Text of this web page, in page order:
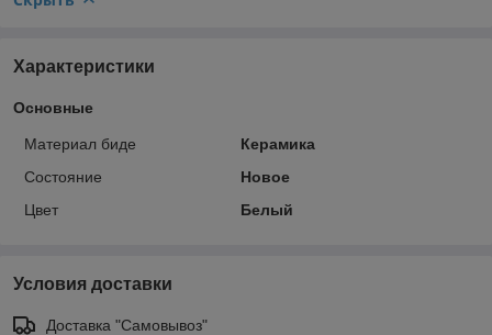
Характеристики
Основные
Материал биде
Керамика
Состояние
Новое
Цвет
Белый
Условия доставки
Доставка "Самовывоз"